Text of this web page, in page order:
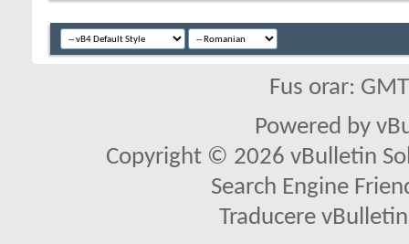
Fus orar:
Powered by
Copyright © 2026 vBulletin
Search Engine
Traducere